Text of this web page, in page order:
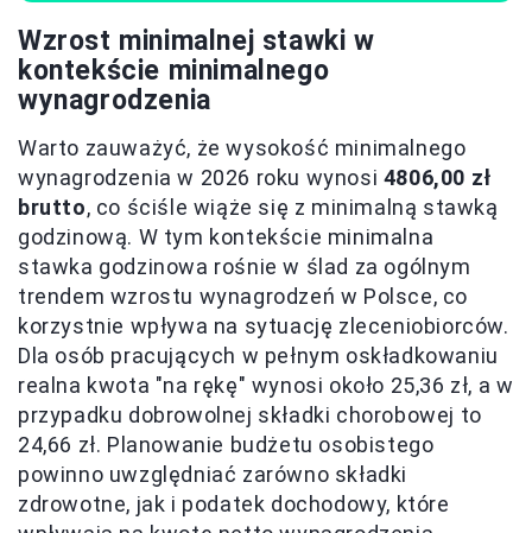
Wzrost minimalnej stawki w
kontekście minimalnego
wynagrodzenia
Warto zauważyć, że wysokość minimalnego
wynagrodzenia w 2026 roku wynosi 4806,00 zł
brutto, co ściśle wiąże się z minimalną stawką
godzinową. W tym kontekście minimalna
stawka godzinowa rośnie w ślad za ogólnym
trendem wzrostu wynagrodzeń w Polsce, co
korzystnie wpływa na sytuację zleceniobiorców.
Dla osób pracujących w pełnym oskładkowaniu
realna kwota "na rękę" wynosi około 25,36 zł, a w
przypadku dobrowolnej składki chorobowej to
24,66 zł. Planowanie budżetu osobistego
powinno uwzględniać zarówno składki
zdrowotne, jak i podatek dochodowy, które